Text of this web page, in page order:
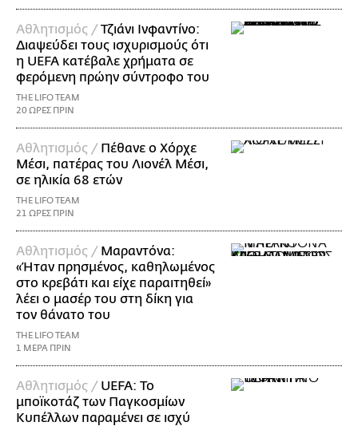
Αθλητισμός /Τζιάνι Ινφαντίνο:
Διαψεύδει τους ισχυρισμούς ότι
η UEFA κατέβαλε χρήματα σε
φερόμενη πρώην σύντροφο του
THE LIFO TEAM
20 ΩΡΕΣ ΠΡΙΝ
Αθλητισμός / Πέθανε ο Χόρχε
Μέσι, πατέρας του Λιονέλ Μέσι,
σε ηλικία 68 ετών
THE LIFO TEAM
21 ΩΡΕΣ ΠΡΙΝ
Αθλητισμός / Μαραντόνα:
«Ήταν πρησμένος, καθηλωμένος
στο κρεβάτι και είχε παραιτηθεί»
λέει ο μασέρ του στη δίκη για
τον θάνατο του
THE LIFO TEAM
1 ΜΕΡΑ ΠΡΙΝ
Αθλητισμός / UEFA: Το
μποϊκοτάζ των Παγκοσμίων
Κυπέλλων παραμένει σε ισχύ